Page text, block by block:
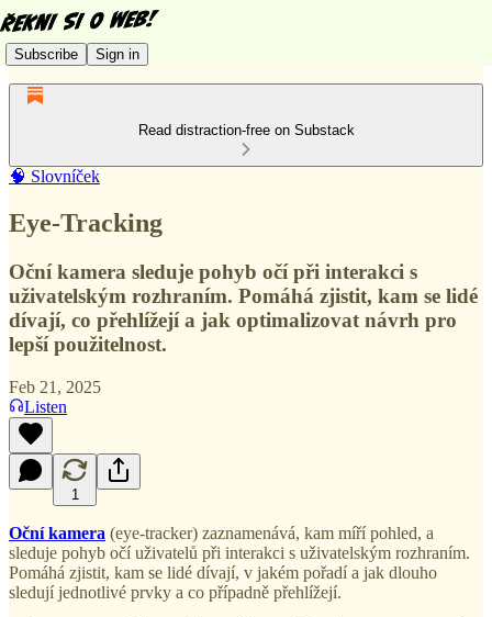
Subscribe Sign in
Read distraction-free on Substack
🧠 Slovníček
Eye-Tracking
Oční kamera sleduje pohyb očí při interakci s
uživatelským rozhraním. Pomáhá zjistit, kam se lidé
dívají, co přehlížejí a jak optimalizovat návrh pro
lepší použitelnost.
Feb 21, 2025
Listen
1
Oční kamera (eye-tracker) zaznamenává, kam míří pohled, a
sleduje pohyb očí uživatelů při interakci s uživatelským rozhraním.
Pomáhá zjistit, kam se lidé dívají, v jakém pořadí a jak dlouho
sledují jednotlivé prvky a co případně přehlížejí.